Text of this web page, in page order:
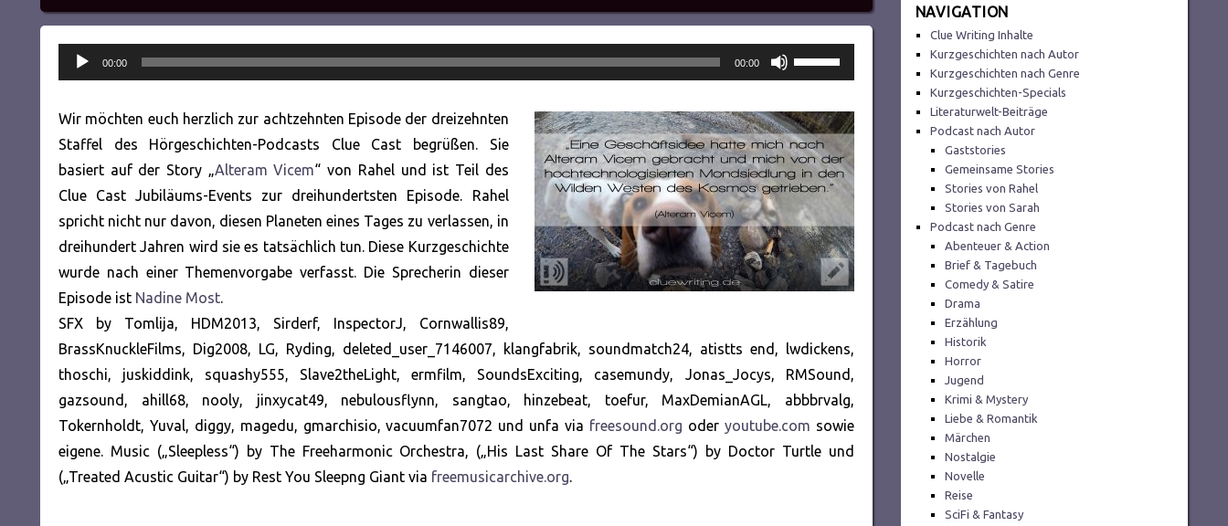
Audio-
Player
00:00 00:00
Pfeiltasten
Hoch/Runter
um
die
Lautstärke
zu
regeln.
Wir möchten euch herzlich zur achtzehnten Episode der dreizehnten
Staffel des Hörgeschichten-Podcasts Clue Cast begrüßen. Sie
basiert auf der Story „Alteram Vicem“ von Rahel und ist Teil des
Clue Cast Jubiläums-Events zur dreihundertsten Episode. Rahel
spricht nicht nur davon, diesen Planeten eines Tages zu verlassen, in
dreihundert Jahren wird sie es tatsächlich tun. Diese Kurzgeschichte
wurde nach einer Themenvorgabe verfasst. Die Sprecherin dieser
Episode ist Nadine Most.
SFX by Tomlija, HDM2013, Sirderf, InspectorJ, Cornwallis89,
BrassKnuckleFilms, Dig2008, LG, Ryding, deleted_user_7146007, klangfabrik, soundmatch24, atistts end, lwdickens,
thoschi, juskiddink, squashy555, Slave2theLight, ermfilm, SoundsExciting, casemundy, Jonas_Jocys, RMSound,
gazsound, ahill68, nooly, jinxycat49, nebulousflynn, sangtao, hinzebeat, toefur, MaxDemianAGL, abbbrvalg,
Tokernholdt, Yuval, diggy, magedu, gmarchisio, vacuumfan7072 und unfa via freesound.org oder youtube.com sowie
eigene. Music („Sleepless“) by The Freeharmonic Orchestra, („His Last Share Of The Stars“) by Doctor Turtle und
(„Treated Acustic Guitar“) by Rest You Sleepng Giant via freemusicarchive.org.
NAVIGATION
Clue Writing Inhalte
Kurzgeschichten nach Autor
Kurzgeschichten nach Genre
Kurzgeschichten-Specials
Literaturwelt-Beiträge
Podcast nach Autor
Gaststories
Gemeinsame Stories
Stories von Rahel
Stories von Sarah
Podcast nach Genre
Abenteuer & Action
Brief & Tagebuch
Comedy & Satire
Drama
Erzählung
Historik
Horror
Jugend
Krimi & Mystery
Liebe & Romantik
Märchen
Nostalgie
Novelle
Reise
SciFi & Fantasy